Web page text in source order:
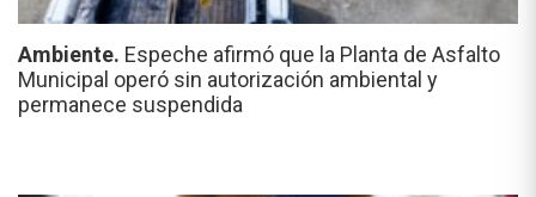
Ambiente. Espeche afirmó que la Planta de Asfalto
Municipal operó sin autorización ambiental y
permanece suspendida